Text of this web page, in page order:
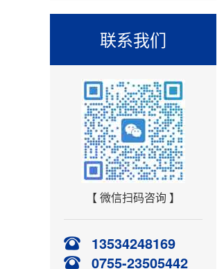
联系我们
【 微信扫码咨询 】
13534248169
0755-23505442